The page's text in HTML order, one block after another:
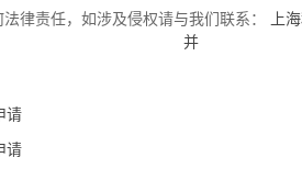
律责任，如涉及侵权请与我们联系： 上
并
请
请